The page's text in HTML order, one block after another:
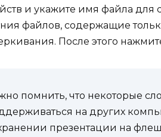
и укажите имя файла для
файлов, содержащие
После этого
помнить, что некоторые
на других
презентации на